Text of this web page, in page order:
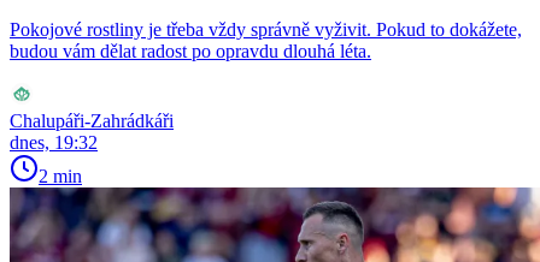
Pokojové rostliny je třeba vždy správně vyživit. Pokud to dokážete,
budou vám dělat radost po opravdu dlouhá léta.
Chalupáři-Zahrádkáři
dnes, 19:32
2 min